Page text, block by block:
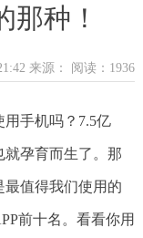
那种！
来源： 阅读：1936
用手机吗？7.5亿
就孕育而生了。那
值得我们使用的
前十名。看看你用